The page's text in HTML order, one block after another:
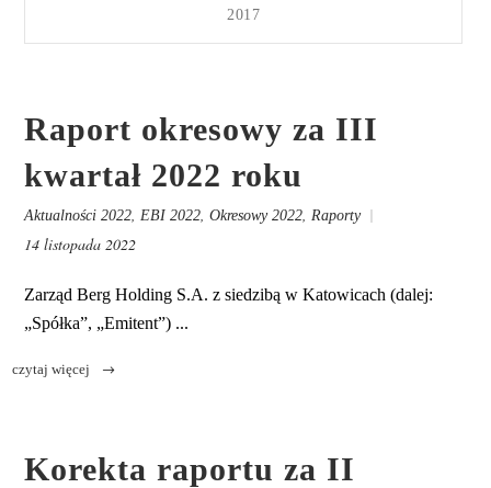
2017
Raport okresowy za III
kwartał 2022 roku
Aktualności 2022 EBI 2022 ,Okresowy 2022 Raporty
14 listopada 2022
Zarząd Berg Holding S.A. z siedzibą w Katowicach (dalej:
„Spółka”, „Emitent”) ...
Korekta raportu za II